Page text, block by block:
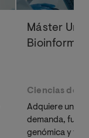
Máster
Ciencias de
Adquiere un
demanda,
genómica y